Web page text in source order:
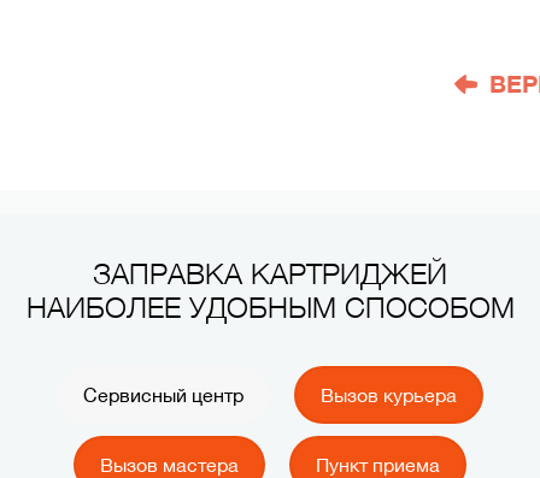
ЗАПРАВКА КАРТРИДЖЕЙ
НАИБОЛЕЕ УДОБНЫМ СПОСОБОМ
Сервисный центр Вызов курьера
Вызов мастера Пункт приема